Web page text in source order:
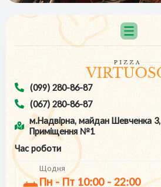
(099) 280-86-87
(067) 280-86-87
м.Надвірна, майдан Шевченка 3,
Приміщення №1
Час роботи
Щодня
Пн - Пт 10:00 - 22:00